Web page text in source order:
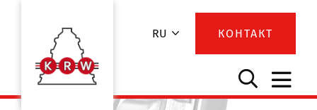
RU КОНТАКТ